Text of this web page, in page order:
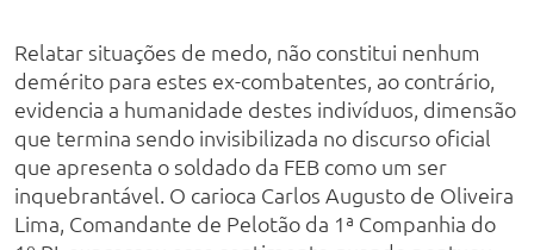
Relatar situações de medo, não constitui nenhum
demérito para estes ex-combatentes, ao contrário,
evidencia a humanidade destes indivíduos, dimensão
que termina sendo invisibilizada no discurso oficial
que apresenta o soldado da FEB como um ser
inquebrantável. O carioca Carlos Augusto de Oliveira
Lima, Comandante de Pelotão da 1ª Companhia do